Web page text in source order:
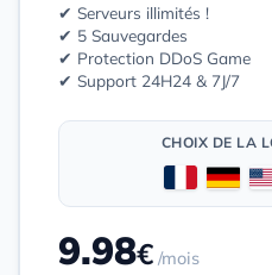
✔ Serveurs illimités !
✔ 5 Sauvegardes
✔ Protection DDoS Game
✔ Support 24H24 & 7J/7
CHOIX DE LA
9.98€ /mois